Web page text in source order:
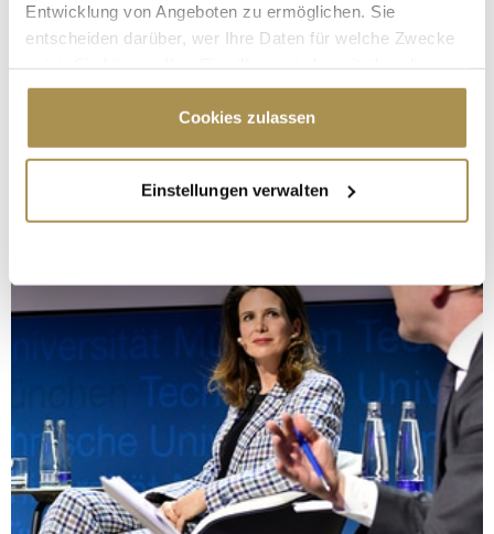
Entwicklung von Angeboten zu ermöglichen. Sie
entscheiden darüber, wer Ihre Daten für welche Zwecke
Cookie-Erklärung oder durch Klicken auf das Privacy
Trigger Symbol ändern oder widerrufen
Informationen über Ihre geografische Lage
erfassen, welche bis auf einige Meter genau sein
bestimmten Merkmalen (Fingerprinting) identifizieren
Erfahren Sie mehr darüber, wie Ihre persönlichen Daten
verarbeitet werden, und legen Sie Ihre Präferenzen im
Abschnitt Einzelheitenfest.
Wir verwenden Cookies, um Inhalte und Anzeigen zu
personalisieren, Funktionen für soziale Medien anbieten
zu können und die Zugriffe auf unsere Website zu
analysieren. Außerdem geben wir Informationen zu Ihrer
Cookies zulassen
Einstellungen verwalten